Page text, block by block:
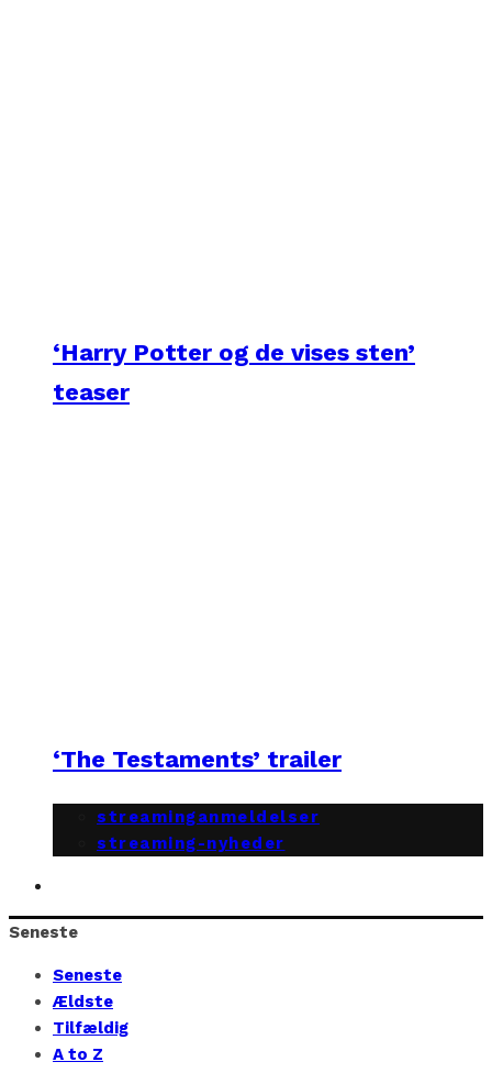
‘Harry Potter og de vises sten’
teaser
‘The Testaments’ trailer
streaminganmeldelser
streaming-nyheder
Seneste
Seneste
Ældste
Tilfældig
A to Z